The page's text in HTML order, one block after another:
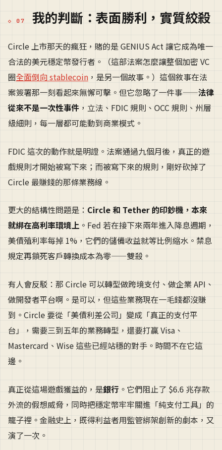
我的判斷：表面勝利，實質絞殺
Circle 上市那天的瘋狂，賭的是 GENIUS Act 讓它成為唯一
合法的美元穩定幣發行者。（這部法案怎麼讓整個加密 VC
圈全面倒向 stablecoin ，是另一個故事。）這個敘事在法
案簽署那一刻看起來無懈可擊。但它忽略了一件事——法律
從來不是一次性事件 ，立法、FDIC 規則、OCC 規則、州層
級細則，每一層都可能動到商業模式。
FDIC 這次的動作就是明證。法案通過九個月後，真正的遊
戲規則才開始被寫下來；而被寫下來的規則，剛好砍掉了
Circle 最賺錢的那條業務線。
更大的結構性問題是： Circle 和 Tether 的印鈔機，本來
就綁在高利率環境上 。Fed 若在接下來兩年進入降息週期，
美債殖利率每掉 1%，它們的儲備收益就等比例縮水。禁息
規定再鎖死客戶轉換成本為零——雙殺。
有人會反駁：那 Circle 可以轉型做跨境支付、做企業 API、
做開發者平台啊。是可以，但這些業務現在一毛錢都沒賺
到。Circle 要從「美債利差公司」變成「真正的支付平
台」，需要三到五年的業務轉型，還要打贏 Visa、
Mastercard、Wise 這些已經站穩的對手。時間不在它這
邊。
真正從這場遊戲獲益的，是銀行 。它們阻止了 $6.6 兆存款
外流的假想威脅，同時把穩定幣牢牢關進「純支付工具」的
籠子裡。金融史上，既得利益者用監管綁架創新的劇本，又
演了一次。